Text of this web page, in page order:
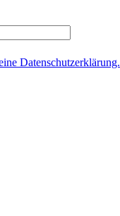
Datenschutzerklärung.